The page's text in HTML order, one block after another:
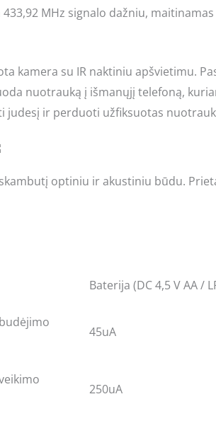
433,92 MHz signalo dažniu,
kamera su IR naktiniu apšvietimu.
nuotrauką į išmanųjį telefoną,
judesį ir perduoti užfiksuotas
optiniu ir akustiniu būdu.
Baterija (DC 4,5 V AA /
45uA
250uA